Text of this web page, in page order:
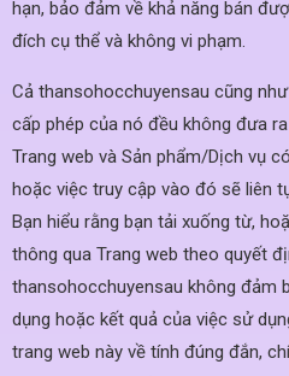
hạn, bảo đảm về khả năng bán
đích cụ thể và không vi phạm.
Cả thansohocchuyensau cũng
cấp phép của nó đều không đưa
Trang web và Sản phẩm/Dịch vụ
hoặc việc truy cập vào đó sẽ liên
Bạn hiểu rằng bạn tải xuống từ,
thông qua Trang web theo quyết
thansohocchuyensau không đảm
dụng hoặc kết quả của việc sử
trang web này về tính đúng đắn,